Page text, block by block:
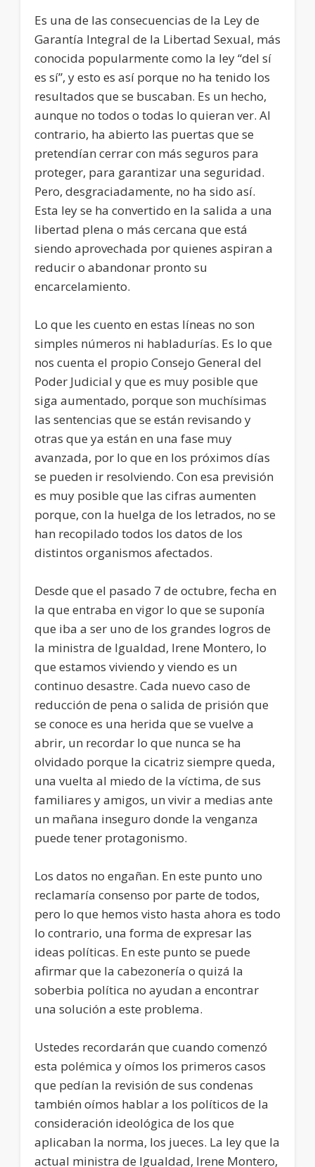
Es una de las consecuencias de la Ley de
Garantía Integral de la Libertad Sexual, más
conocida popularmente como la ley “del sí
es sí”, y esto es así porque no ha tenido los
resultados que se buscaban. Es un hecho,
aunque no todos o todas lo quieran ver. Al
contrario, ha abierto las puertas que se
pretendían cerrar con más seguros para
proteger, para garantizar una seguridad.
Pero, desgraciadamente, no ha sido así.
Esta ley se ha convertido en la salida a una
libertad plena o más cercana que está
siendo aprovechada por quienes aspiran a
reducir o abandonar pronto su
encarcelamiento.
Lo que les cuento en estas líneas no son
simples números ni habladurías. Es lo que
nos cuenta el propio Consejo General del
Poder Judicial y que es muy posible que
siga aumentado, porque son muchísimas
las sentencias que se están revisando y
otras que ya están en una fase muy
avanzada, por lo que en los próximos días
se pueden ir resolviendo. Con esa previsión
es muy posible que las cifras aumenten
porque, con la huelga de los letrados, no se
han recopilado todos los datos de los
distintos organismos afectados.
Desde que el pasado 7 de octubre, fecha en
la que entraba en vigor lo que se suponía
que iba a ser uno de los grandes logros de
la ministra de Igualdad, Irene Montero, lo
que estamos viviendo y viendo es un
continuo desastre. Cada nuevo caso de
reducción de pena o salida de prisión que
se conoce es una herida que se vuelve a
abrir, un recordar lo que nunca se ha
olvidado porque la cicatriz siempre queda,
una vuelta al miedo de la víctima, de sus
familiares y amigos, un vivir a medias ante
un mañana inseguro donde la venganza
puede tener protagonismo.
Los datos no engañan. En este punto uno
reclamaría consenso por parte de todos,
pero lo que hemos visto hasta ahora es todo
lo contrario, una forma de expresar las
ideas políticas. En este punto se puede
afirmar que la cabezonería o quizá la
soberbia política no ayudan a encontrar
una solución a este problema.
Ustedes recordarán que cuando comenzó
esta polémica y oímos los primeros casos
que pedían la revisión de sus condenas
también oímos hablar a los políticos de la
consideración ideológica de los que
aplicaban la norma, los jueces. La ley que la
actual ministra de Igualdad, Irene Montero,